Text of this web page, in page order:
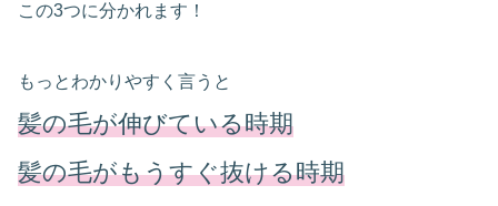
この3つに分かれます！
もっとわかりやすく言うと
髪の毛が伸びている時期
髪の毛がもうすぐ抜ける時期